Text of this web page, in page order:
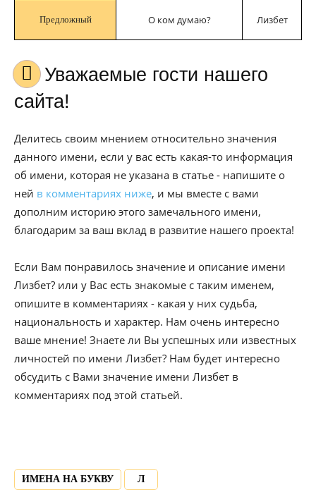
Предложный О ком думаю? Лизбет
Уважаемые гости нашего
сайта!
Делитесь своим мнением относительно значения
данного имени, если у вас есть какая-то информация
об имени, которая не указана в статье - напишите о
ней в комментариях ниже, и мы вместе с вами
дополним историю этого замечального имени,
благодарим за ваш вклад в развитие нашего проекта!
Если Вам понравилось значение и описание имени
Лизбет? или у Вас есть знакомые с таким именем,
опишите в комментариях - какая у них судьба,
национальность и характер. Нам очень интересно
ваше мнение! Знаете ли Вы успешных или известных
личностей по имени Лизбет? Нам будет интересно
обсудить с Вами значение имени Лизбет в
комментариях под этой статьей.
ИМЕНА НА БУКВУ Л